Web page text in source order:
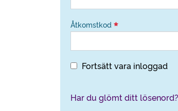
Åtkomstkod
Fortsätt vara inloggad
Har du glömt ditt lösenord?